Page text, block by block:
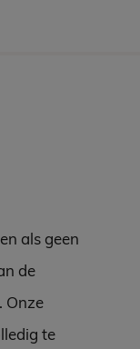
als geen
de
Onze
te